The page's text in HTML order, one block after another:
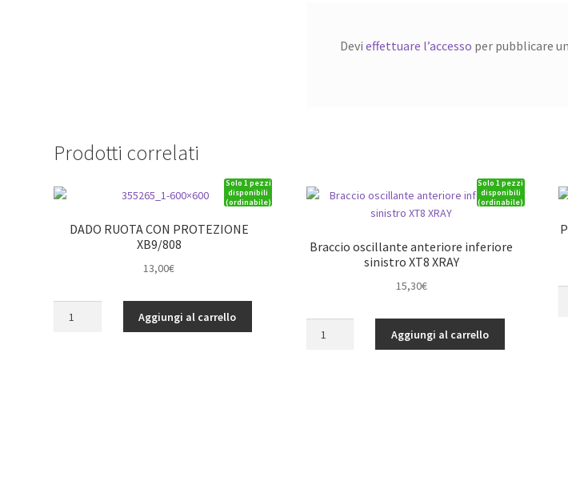
Devi effettuare l’accesso per pubblicare
Prodotti correlati
Solo 1 pezzi
disponibili
(ordinabile)
DADO RUOTA CON PROTEZIONE
XB9/808
13,00€
Aggiungi al carrello
Solo 1 pezzi
disponibili
(ordinabile)
Braccio oscillante anteriore inferiore
sinistro XT8 XRAY
15,30€
Aggiungi al carrello